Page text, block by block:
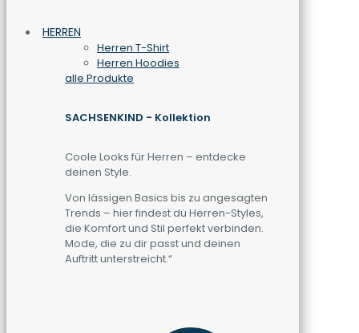
HERREN
Herren T-Shirt
Herren Hoodies
alle Produkte
SACHSENKIND - Kollektion
Coole Looks für Herren – entdecke
deinen Style.
Von lässigen Basics bis zu angesagten
Trends – hier findest du Herren-Styles,
die Komfort und Stil perfekt verbinden.
Mode, die zu dir passt und deinen
Auftritt unterstreicht.“